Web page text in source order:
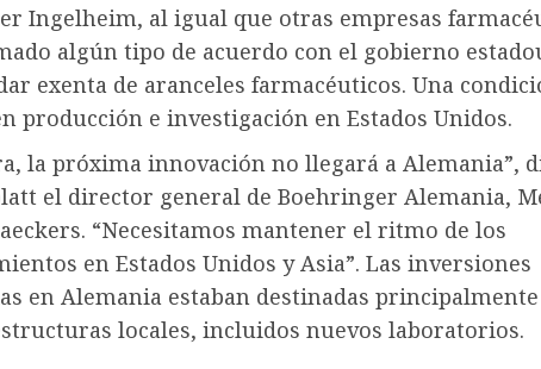
Ingelheim, al igual que otras empresas
algún tipo de acuerdo con el gobierno
exenta de aranceles farmacéuticos. Una
producción e investigación en Estados Unidos.
la próxima innovación no llegará a Alemania”,
el director general de Boehringer Alemania,
“Necesitamos mantener el ritmo de los
en Estados Unidos y Asia”. Las inversiones
en Alemania estaban destinadas
locales, incluidos nuevos laboratorios.